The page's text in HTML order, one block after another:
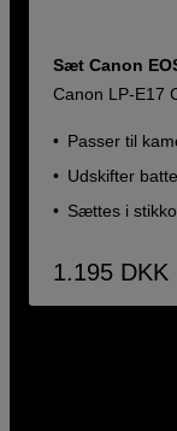
Sæt Canon
Canon LP-E17
Passer til
Udskifter
Sættes i
1.195 DKK